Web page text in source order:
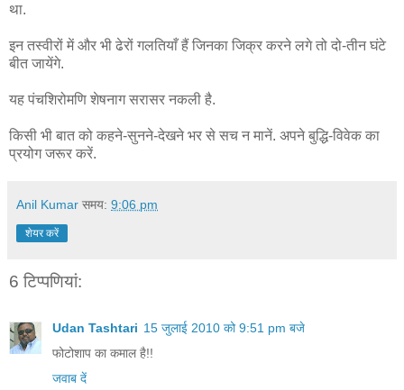
था.
इन तस्वीरों में और भी ढेरों गलतियाँ हैं जिनका जिक्र करने लगे तो दो-तीन घंटे
बीत जायेंगे.
यह पंचशिरोमणि शेषनाग सरासर नकली है.
किसी भी बात को कहने-सुनने-देखने भर से सच न मानें. अपने बुद्धि-विवेक का
प्रयोग जरूर करें.
Anil Kumar समय: 9:06 pm
शेयर करें
6 टिप्‍पणियां:
Udan Tashtari 15 जुलाई 2010 को 9:51 pm बजे
फोटोशाप का कमाल है!!
जवाब दें